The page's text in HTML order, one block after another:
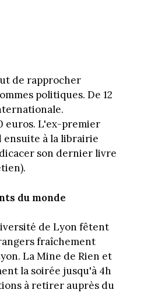
de rapprocher
politiques. De 12
euros. L'ex-premier
à la librairie
son dernier livre
du monde
de Lyon fêtent
fraîchement
La Mine de Rien et
la soirée jusqu'à 4h
à retirer auprès du